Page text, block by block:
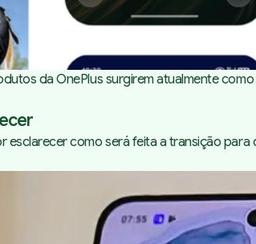
da OnePlus surgirem atualmente
como será feita a transição